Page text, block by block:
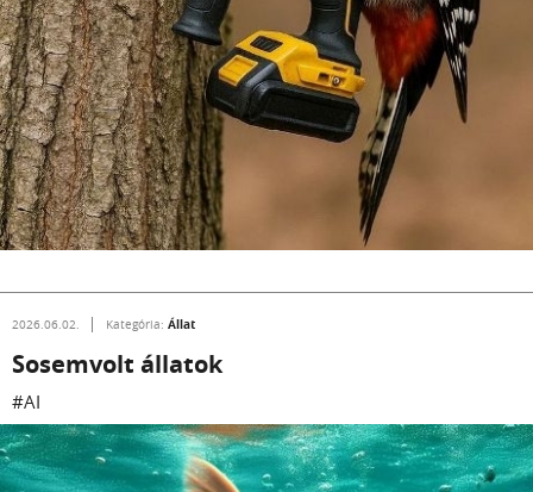
2026.06.02. Kategória: Állat
Sosemvolt állatok
#AI